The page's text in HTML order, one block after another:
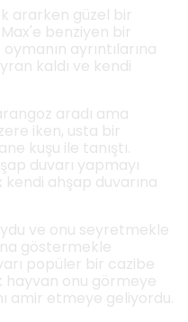
ararken güzel bir
benziyen bir
ayrıntılarına
kaldı ve kendi
aradı ama
iken, usta bir
kuşu ile tanıştı.
duvarı yapmayı
ahşap duvarına
ve onu seyretmekle
göstermekle
popüler bir cazibe
hayvan onu görmeye
amir etmeye geliyordu.